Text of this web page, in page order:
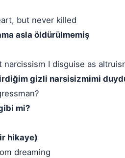
but never killed
asla öldürülmemiş
narcissism I disguise as
gizli narsisizmimi
mi?
hikaye)
dreaming